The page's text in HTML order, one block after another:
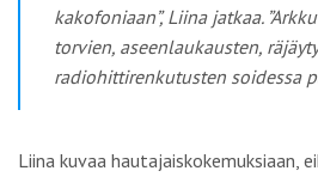
kakofoniaan”, Liina jatkaa. ”Arkku
torvien, aseenlaukausten,
radiohittirenkutusten soidessa
Liina kuvaa hautajaiskokemuksiaan,